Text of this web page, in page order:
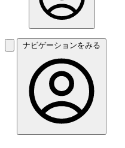
ナビゲーションをみる